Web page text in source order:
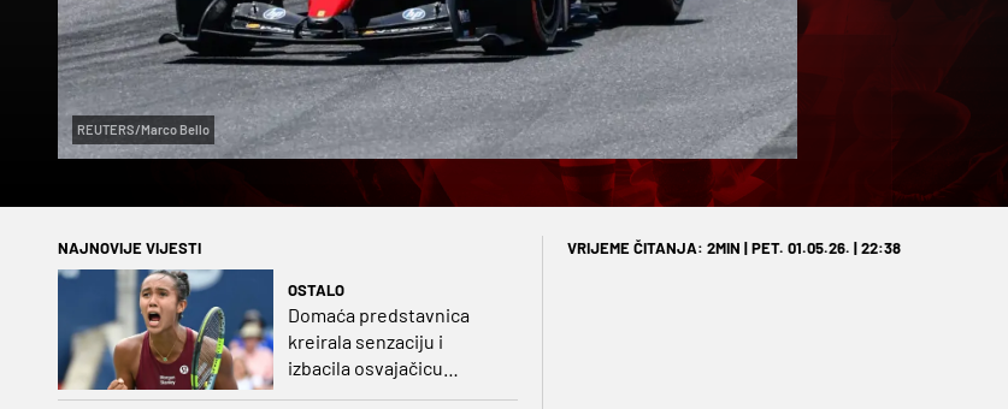
REUTERS/Marco Bello
NAJNOVIJE VIJESTI
OSTALO
Domaća predstavnica
kreirala senzaciju i
izbacila osvajačicu
Roland Garrosa
VRIJEME ČITANJA: 2MIN | PET. 01.05.26. | 22:38